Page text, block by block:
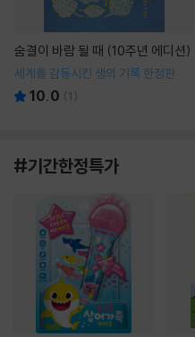
숨결이 바람 될 때 (10주년 에디션)
세계를 감동시킨 생의 기록 한정판
10.0 (1 )
#기간한정특가